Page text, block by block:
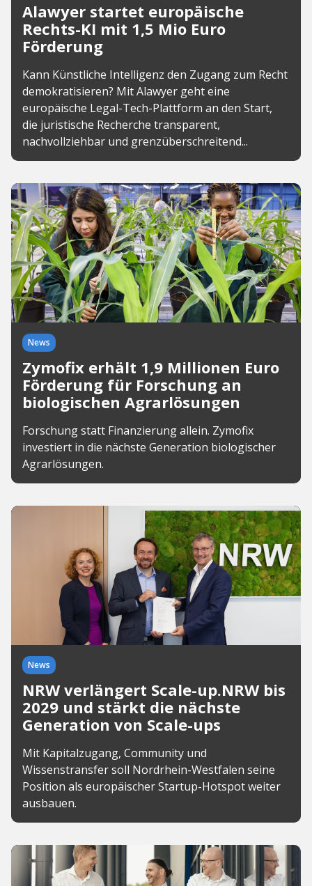
Alawyer startet europäische
Rechts-KI mit 1,5 Mio Euro
Förderung
Kann Künstliche Intelligenz den Zugang zum Recht
demokratisieren? Mit Alawyer geht eine
europäische Legal-Tech-Plattform an den Start,
die juristische Recherche transparent,
nachvollziehbar und grenzüberschreitend...
News
Zymofix erhält 1,9 Millionen Euro
Förderung für Forschung an
biologischen Agrarlösungen
Forschung statt Finanzierung allein. Zymofix
investiert in die nächste Generation biologischer
Agrarlösungen.
News
NRW verlängert Scale-up.NRW bis
2029 und stärkt die nächste
Generation von Scale-ups
Mit Kapitalzugang, Community und
Wissenstransfer soll Nordrhein-Westfalen seine
Position als europäischer Startup-Hotspot weiter
ausbauen.